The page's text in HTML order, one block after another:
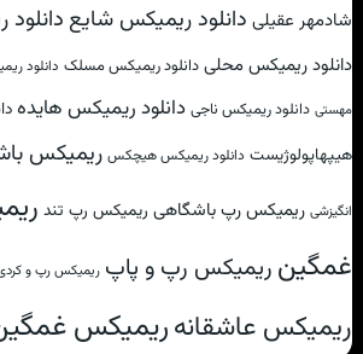
شادمهر عقیلی دانلود ریمیکس شایع
دانلود ریمیکس محلی دانلود ریمیکس مسلک دانلود
مهستی دانلود ریمیکس ناجی دانلود ریمیکس هایده
هیپهاپولوژیست دانلود ریمیکس هیچکس ریمیکس
انگیزشی ریمیکس رپ باشگاهی ریمیکس رپ تند
غمگین ریمیکس رپ و پاپ ریمیکس رپ و
ریمیکس عاشقانهریمیکس